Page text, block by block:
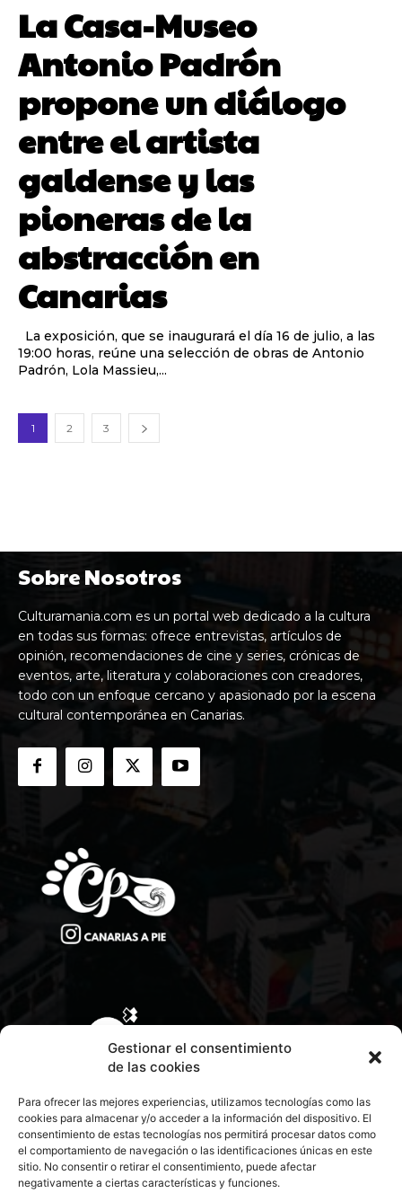
Gestionar el consentimiento
de las cookies
Para ofrecer las mejores experiencias, utilizamos tecnologías como las
cookies para almacenar y/o acceder a la información del dispositivo. El
consentimiento de estas tecnologías nos permitirá procesar datos como
el comportamiento de navegación o las identificaciones únicas en este
sitio. No consentir o retirar el consentimiento, puede afectar
negativamente a ciertas características y funciones.
La Casa-Museo
Antonio Padrón
propone un diálogo
entre el artista
galdense y las
pioneras de la
abstracción en
Canarias
La exposición, que se inaugurará el día 16 de julio, a las
19:00 horas, reúne una selección de obras de Antonio
Padrón, Lola Massieu,...
1 2 3
Sobre Nosotros
Culturamania.com es un portal web dedicado a la cultura
en todas sus formas: ofrece entrevistas, artículos de
opinión, recomendaciones de cine y series, crónicas de
eventos, arte, literatura y colaboraciones con creadores,
todo con un enfoque cercano y apasionado por la escena
cultural contemporánea en Canarias.
CONTACTA CON NOSOTROS